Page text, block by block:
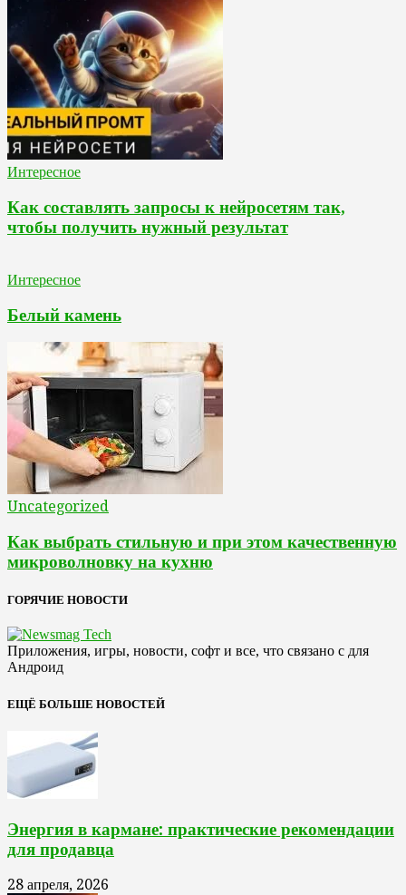
Интересное
Как составлять запросы к нейросетям так,
чтобы получить нужный результат
Интересное
Белый камень
Uncategorized
Как выбрать стильную и при этом качественную
микроволновку на кухню
ГОРЯЧИЕ НОВОСТИ
Приложения, игры, новости, софт и все, что связано с для
Андроид
ЕЩЁ БОЛЬШЕ НОВОСТЕЙ
Энергия в кармане: практические рекомендации
для продавца
28 апреля, 2026